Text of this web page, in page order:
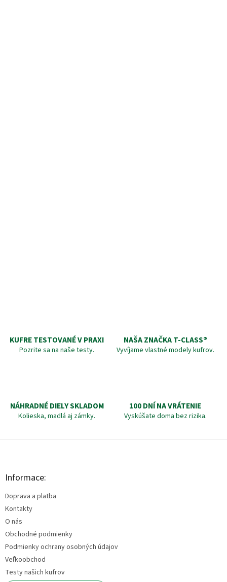
KUFRE TESTOVANÉ V PRAXI
Pozrite sa na naše testy.
NAŠA ZNAČKA T-CLASS®
Vyvíjame vlastné modely kufrov.
NÁHRADNÉ DIELY SKLADOM
Kolieska, madlá aj zámky.
100 DNÍ NA VRÁTENIE
Vyskúšate doma bez rizika.
Z
Informace:
Doprava a platba
Kontakty
O nás
Obchodné podmienky
Podmienky ochrany osobných údajov
Veľkoobchod
Testy našich kufrov